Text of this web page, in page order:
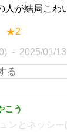
人が結局こわ
★2
2025/01/13
こう
ンとネッシ